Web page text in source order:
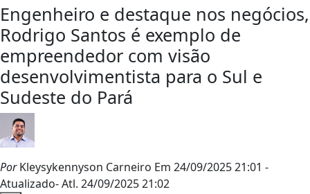
Engenheiro e destaque nos negócios,
Rodrigo Santos é exemplo de
empreendedor com visão
desenvolvimentista para o Sul e
Sudeste do Pará
PorKleysykennyson Carneiro Em 24/09/2025 21:01 -
Atualizado- Atl. 24/09/2025 21:02